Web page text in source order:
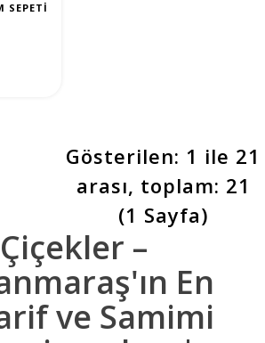
–
En
ve Samimi
SEPETI
Gösterilen: 1 ile 21
arası, toplam: 21
(1 Sayfa)